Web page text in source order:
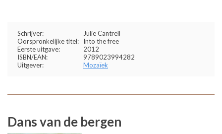
Schrijver:
Julie Cantrell
Oorspronkelijke titel:
Into the free
Eerste uitgave:
2012
ISBN/EAN:
9789023994282
Uitgever:
Mozaïek
Dans van de bergen